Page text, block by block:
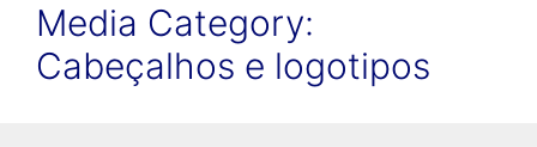
Media Category:
Cabeçalhos e logotipos